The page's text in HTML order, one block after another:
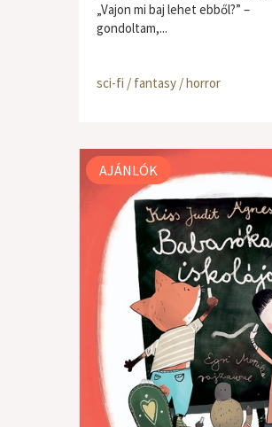
„Vajon mi baj lehet ebből?” –
gondoltam,...
sci-fi / fantasy / horror
AJÁNLÓK